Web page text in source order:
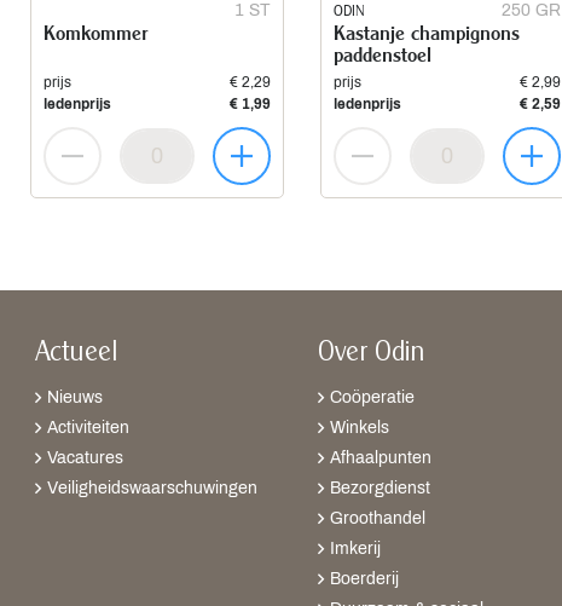
1 ST
Komkommer
prijs
€ 2,29
ledenprijs
€ 1,99
ODIN 250 GR
Kastanje champignons
paddenstoel
prijs
€ 2,99
ledenprijs
€ 2,59
Actueel
Nieuws
Activiteiten
Vacatures
Veiligheidswaarschuwingen
Over Odin
Coöperatie
Winkels
Afhaalpunten
Bezorgdienst
Groothandel
Imkerij
Boerderij